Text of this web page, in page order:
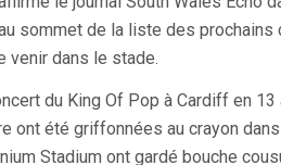
sommet de la liste des prochains
venir dans le stade.
du King Of Pop à Cardiff en 13
ont été griffonnées au crayon dans
Stadium ont gardé bouche